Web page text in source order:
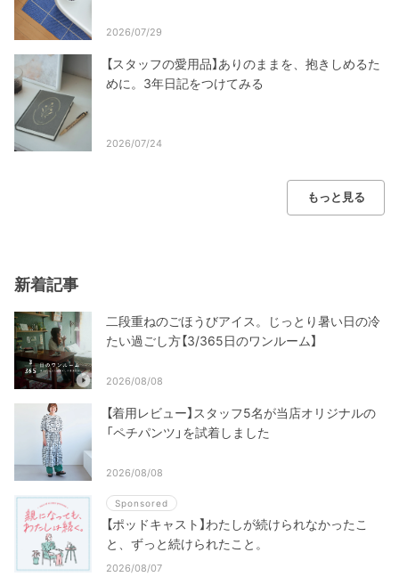
2026/07/29
【スタッフの愛用品】ありのままを、抱きしめるた
めに。3年日記をつけてみる
2026/07/24
もっと見る
新着記事
二段重ねのごほうびアイス。じっとり暑い日の冷
たい過ごし方【3/365日のワンルーム】
2026/08/08
【着用レビュー】スタッフ5名が当店オリジナルの
「ペチパンツ」を試着しました
2026/08/08
Sponsored
【ポッドキャスト】わたしが続けられなかったこ
と、ずっと続けられたこと。
2026/08/07